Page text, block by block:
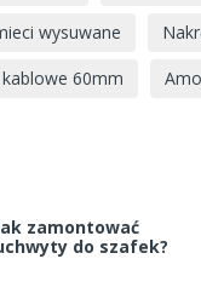
wysuwane
60mm
zamontować
do szafek?